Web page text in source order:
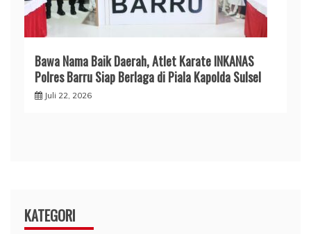
​Bawa Nama Baik Daerah, Atlet Karate INKANAS
Polres Barru Siap Berlaga di Piala Kapolda Sulsel
Juli 22, 2026
KATEGORI